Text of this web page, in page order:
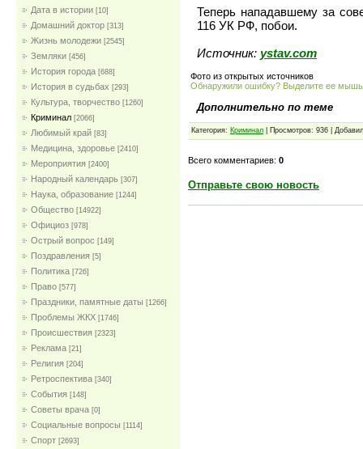
Дата в истории [10]
Домашний доктор [313]
Жизнь молодежи [2545]
Земляки [456]
История города [688]
История в судьбах [293]
Культура, творчество [1260]
Криминал [2066]
Любимый край [83]
Медицина, здоровье [2410]
Мероприятия [2400]
Народный календарь [307]
Наука, образование [1244]
Общество [14922]
Официоз [978]
Острый вопрос [149]
Поздравления [5]
Политика [726]
Право [577]
Праздники, памятные даты [1266]
Проблемы ЖКХ [1746]
Проиcшествия [2323]
Реклама [21]
Религия [204]
Ретроспектива [340]
События [148]
Советы врача [0]
Социальные вопросы [1114]
Спорт [2693]
Теперь нападавшему за
116 УК РФ, побои.
Источник: ystav.com
Фото из открытых источников
Обнаружили ошибку? Выделите ее
Дополнительно по теме
Категория: Криминал | Просмотров: 936 |
Всего комментариев: 0
Отправьте свою новость